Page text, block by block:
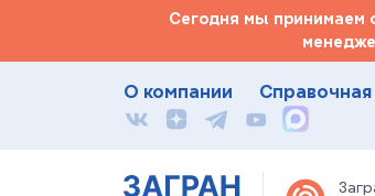
Сегодня мы принимаем
О компании Справочная